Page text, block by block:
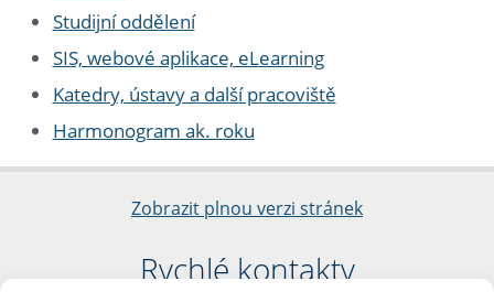
Studijní oddělení
SIS, webové aplikace, eLearning
Katedry, ústavy a další pracoviště
Harmonogram ak. roku
Zobrazit plnou verzi stránek
Rychlé kontakty